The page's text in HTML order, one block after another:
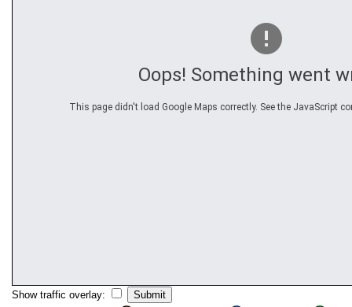
Oops! Something went
This page didn't load Google Maps correctly. See the JavaScript
Show traffic overlay: